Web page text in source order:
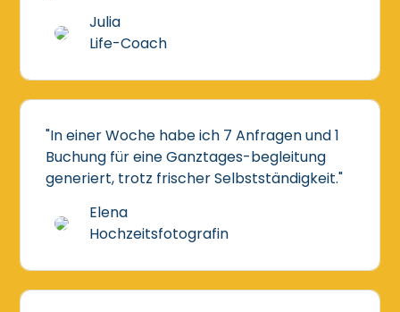
Julia
Life-Coach
"In einer Woche habe ich 7 Anfragen und 1
Buchung für eine Ganztages-begleitung
generiert, trotz frischer Selbstständigkeit."
Elena
Hochzeitsfotografin